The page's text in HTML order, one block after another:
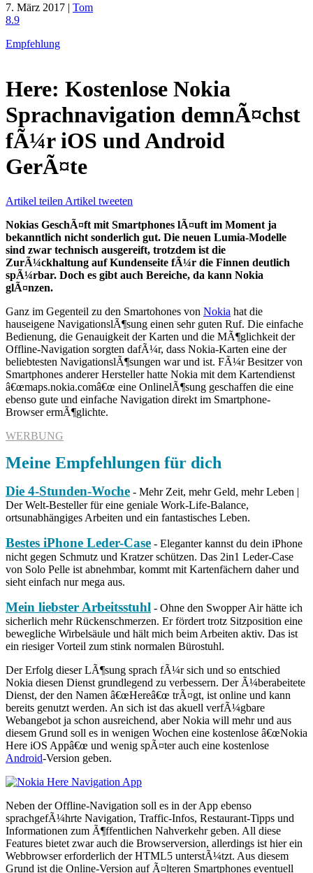
7. März 2017 | Tom
8.9
Empfehlung
Here: Kostenlose Nokia
Sprachnavigation demnÃ¤chst
fÃ¼r iOS und Android
GerÃ¤te
Artikel teilen Artikel tweeten
Nokias GeschÃ¤ft mit Smartphones lÃ¤uft im Moment ja
bekanntlich nicht sonderlich gut. Die neuen Lumia-Modelle
sind zwar technisch ausgereift, trotzdem ist die
ZurÃ¼ckhaltung auf Kundenseite fÃ¼r die Finnen deutlich
spÃ¼rbar. Doch es gibt auch Bereiche, da kann Nokia
glÃ¤nzen.
Ganz im Gegenteil zu den Smartohones von Nokia hat die
hauseigene NavigationslÃ¶sung einen sehr guten Ruf. Die einfache
Bedienung, die Genauigkeit der Karten und die MÃ¶glichkeit der
Offline-Navigation sorgten dafÃ¼r, dass Nokia-Karten eine der
beliebtesten NavigationslÃ¶sungen war und ist. FÃ¼r Besitzer von
Smartphones anderer Hersteller hatte Nokia mit dem Kartendienst
â€œmaps.nokia.comâ€œ eine OnlinelÃ¶sung geschaffen die eine
ebenso gute und einfache Navigation direkt im Smartphone-
Browser ermÃ¶glichte.
WERBUNG
Meine Empfehlungen für dich
Die 4-Stunden-Woche - Mehr Zeit, mehr Geld, mehr Leben |
Der Welt-Besteller für eine geniale Work-Life-Balance,
ortsunabhängiges Arbeiten und ein fantastisches Leben.
Bestes iPhone Leder-Case - Eleganter kannst du dein iPhone
nicht gegen Schmutz und Kratzer schützen. Das 2in1 Leder-Case
von Solo Pelle ist abnehmbar, kommt mit Kartenfächern daher und
sieht einfach nur mega aus.
Mein liebster Arbeitsstuhl - Ohne den Swopper Air hätte ich
sicherlich mehr Rückenschmerzen. Er fördert trotz Sitzposition eine
bewegliche Wirbelsäule und hält mich beim Arbeiten aktiv. Das ist
ein riesiger Vorteil zum stink normalen Bürostuhl.
Der Erfolg dieser LÃ¶sung sprach fÃ¼r sich und so entschied
Nokia diesen Dienst grundlegend zu verbessern. Der Ã¼berabeitete
Dienst, der den Namen â€œHereâ€œ trÃ¤gt, ist online und kann
bereits genutzt werden. An sich ist das akuell verfÃ¼gbare
Webangebot ja schon ausreichend, aber Nokia will mehr und aus
diesem Grund soll es in wenigen Wochen eine kostenlose â€œNokia
Here iOS Appâ€œ und wenig spÃ¤ter auch eine kostenlose
Android-Version geben.
Neben der Offline-Navigation soll es in der App ebenso
sprachgefÃ¼hrte Navigation, Traffic-Infos, Restaurant-Tipps und
Informationen zum Ã¶ffentlichen Nahverkehr geben. All diese
Features bietet zwar auch die Browserversion, allerdings ist hier ein
Webbrowser erforderlich der HTML5 unterstÃ¼tzt. Aus diesem
Grund ist die Online-Version auf Ã¤lteren Smartphones eventuell